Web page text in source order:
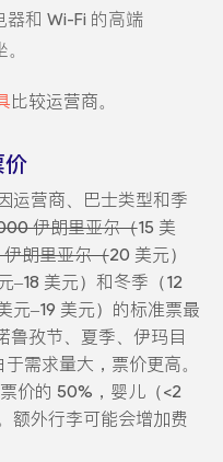
器和 Wi-Fi 的高端
比较运营商。
价
运营商、巴士类型和季
伊朗里亚尔（15 美
朗里亚尔（20 美元）
–18 美元）和冬季（12
元–19 美元）的标准票最
鲁孜节、夏季、伊玛目
需求量大，票价更高。
价的 50%，婴儿（<2
额外行李可能会增加费